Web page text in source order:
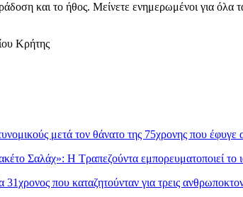
και το ήθος. Μείνετε ενημερωμένοι για
Κρήτης
μετά τον θάνατο της 75χρονης που
Σαλάχ»: Η Τραπεζούντα εμπορευματοποιεί το
που καταζητούνταν για τρεις